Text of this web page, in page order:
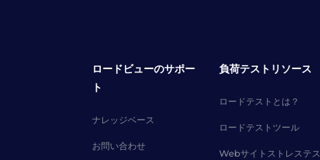
ロードビューのサポー
ト
ナレッジベース
お問い合わせ
負荷テストリソース
ロードテストとは？
ロードテストツール
Webサイトストレステス